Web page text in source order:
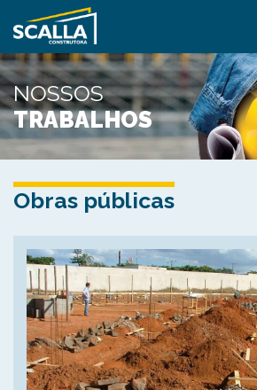
NOSSOS
TRABALHOS
Obras públicas